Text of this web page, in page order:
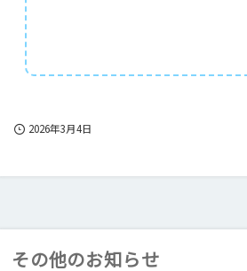
2026年3月4日
その他のお知らせ